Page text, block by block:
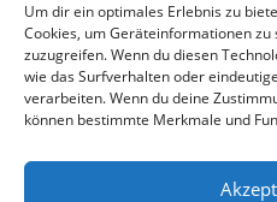
Um dir ein optimales Erlebnis zu
Cookies, um Geräteinformationen
zuzugreifen. Wenn du diesen
wie das Surfverhalten oder
verarbeiten. Wenn du deine
können bestimmte Merkmale und
Website